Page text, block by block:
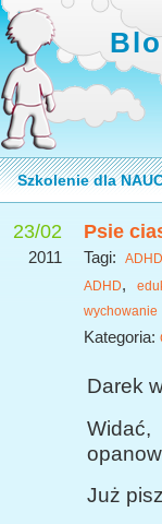
Szkolenie dla
23/02
2011
Psie
Tagi:
ADHD,
wychowanie
Kategoria:
Darek
Już